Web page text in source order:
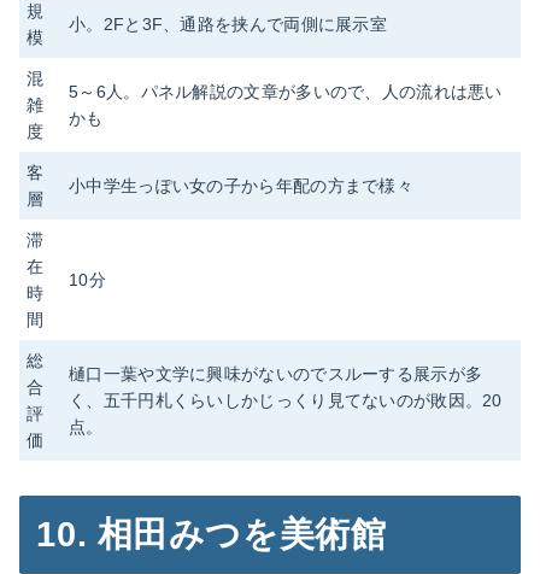
規
模
小。2Fと3F、通路を挟んで両側に展示室
混
雑
度
5～6人。パネル解説の文章が多いので、人の流れは悪い
かも
客
層
小中学生っぽい女の子から年配の方まで様々
滞
在
時
間
10分
総
合
評
価
樋口一葉や文学に興味がないのでスルーする展示が多
く、五千円札くらいしかじっくり見てないのが敗因。20
点。
10. 相田みつを美術館